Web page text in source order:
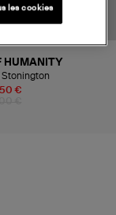
€
HUMANITY
Stonington
les cookies